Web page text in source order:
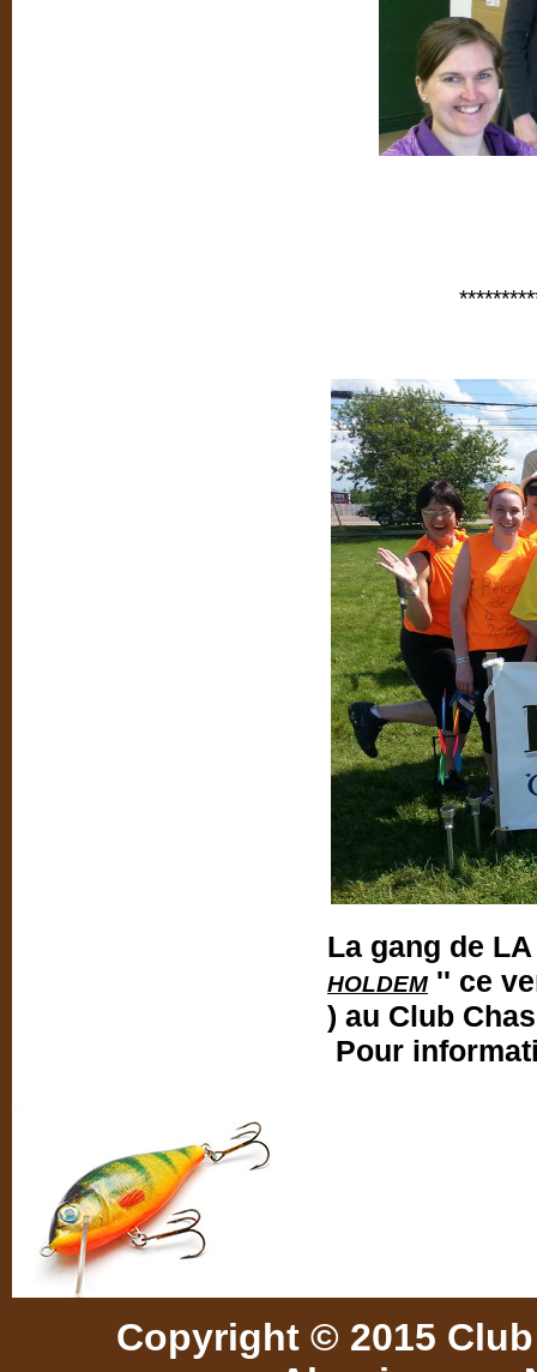
La gang de
HOLDEM '' ce
) au Club
Pour
Copyright © 2015